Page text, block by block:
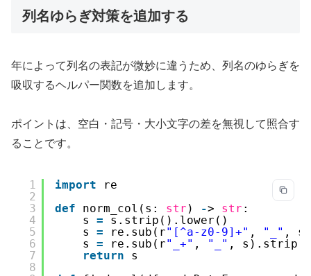
列名ゆらぎ対策を追加する
年によって列名の表記が微妙に違うため、列名のゆらぎを
吸収するヘルパー関数を追加します。
ポイントは、空白・記号・大小文字の差を無視して照合す
ることです。
1
2
3
4
5
6
7
8
import
re
def
norm_col(s: str ) -> str :
s =
s.strip().lower()
s = re.sub(r"[^a-z0-9]+" , "_" , s)
s = re.sub(r"_+" , "_" , s).strip(
return
s